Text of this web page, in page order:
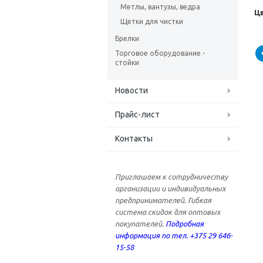
Метлы, вантузы, ведра
Щетки для чистки
Брелки
Торговое оборудование -
стойки
Новости
Прайс-лист
Контакты
Приглашаем к сотрудничеству
организации и индивидуальных
предпринимателей. Гибкая
система скидок для оптовых
покупателей. Подробная
информация по тел. +375 29 646-
15-58